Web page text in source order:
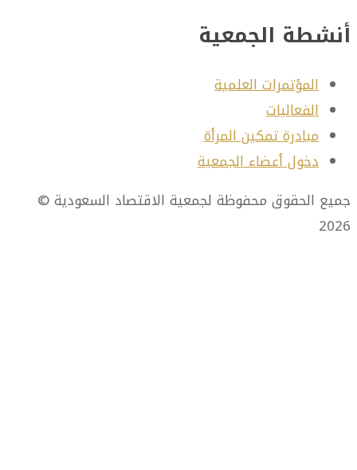
الجمعية
المؤتمرات العلمية
الفعاليات
مبادرة تمكين المرأة
دخول أعضاء الجمعية
الحقوق محفوظة لجمعية الاقتصاد السعودية ©